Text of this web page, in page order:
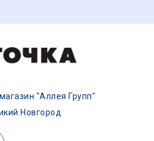
"Аллея Групп"
Новгород